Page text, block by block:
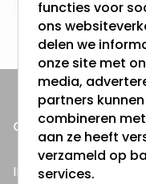
3000m2 -
ONZE PRODUCTEN
Inbouwspots
functies voor
ons
delen we
onze site met
media,
partners
combineren
aan ze heeft
verzameld op
services.